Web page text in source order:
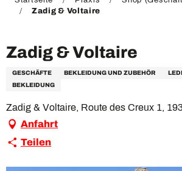
Zadig & Voltaire
Zadig & Voltaire
GESCHÄFTE BEKLEIDUNG UND ZUBEHÖR
BEKLEIDUNG
Zadig & Voltaire, Route des Creux 1,
Anfahrt
Teilen